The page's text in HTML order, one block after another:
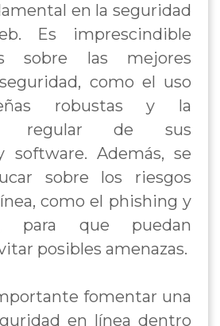
en la seguridad
Es imprescindible
sobre las mejores
como el uso
robustas y la
regular de sus
software. Además, se
sobre los riesgos
como el phishing y
para que puedan
posibles amenazas.
fomentar una
en línea dentro